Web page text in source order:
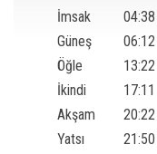
İmsak
04:38
Güneş
06:12
Öğle
13:22
İkindi
17:11
Akşam
20:22
Yatsı
21:50